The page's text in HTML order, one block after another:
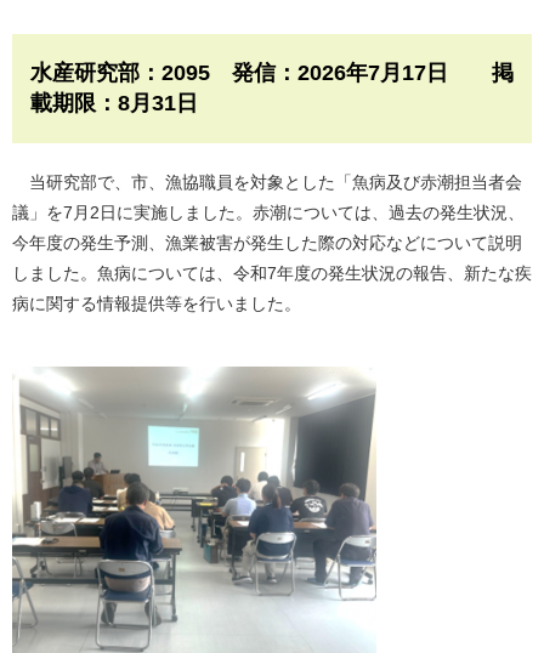
水産研究部：2095 発信：2026年7月17日 掲
載期限：8月31日​
当研究部で、市、漁協職員を対象とした「魚病及び赤潮担当者会
議」を7月2日に実施しました。赤潮については、過去の発生状況、
今年度の発生予測、漁業被害が発生した際の対応などについて説明
しました。魚病については、令和7年度の発生状況の報告、新たな疾
病に関する情報提供等を行いました。